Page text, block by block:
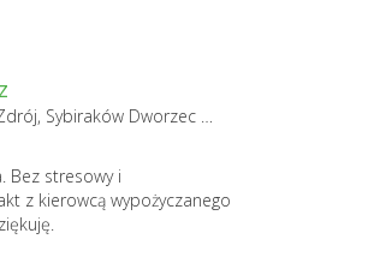
Bez stresowy i
z kierowcą wypożyczanego